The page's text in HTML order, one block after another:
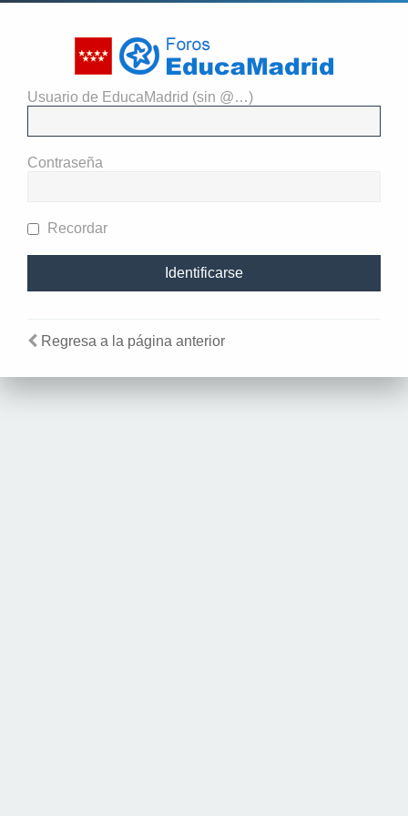
Usuario de EducaMadrid (sin @…)
Contraseña
Recordar
Regresa a la página anterior